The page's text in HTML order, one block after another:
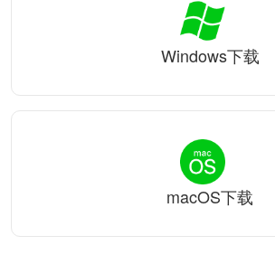
Windows下载
macOS下载